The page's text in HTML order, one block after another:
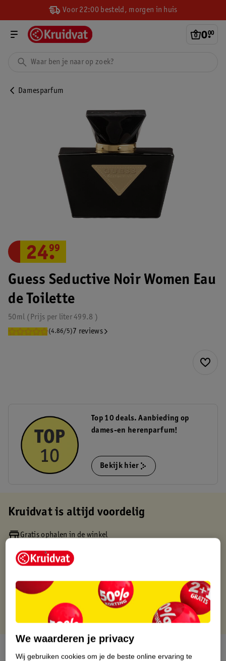
Voor 22:00 besteld, morgen in huis
0.
00
Damesparfum
Guess Seductive Noir Women Eau
de Toilette
50ml 499.8
Prijs per liter
(4.86/5) 7 reviews
24.
99
Top 10 deals. Aanbieding op
dames-en herenparfum!
Bekijk hier
Kruidvat is altijd voordelig
Gratis ophalen in de winkel
Gratis thuisbezorgd vanaf 50.00
Gratis punten met je Kruidvat kaart
Over dit product
We waarderen je privacy
Wij gebruiken cookies om je de beste online ervaring te